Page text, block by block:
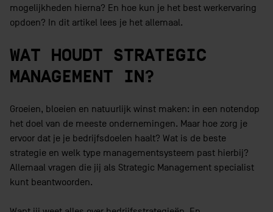
mogelijkheden hierna? En hoe kun je het best werkervaring
opdoen? In dit artikel lees je het allemaal.
WAT HOUDT STRATEGIC
MANAGEMENT IN?
Groeien, bloeien en natuurlijk winst maken: in een notendop
het doel van de meeste ondernemingen. Maar hoe zorg je
ervoor dat je je bedrijfsdoelen haalt? Wat is de beste
strategie en welk type managementsysteem past hierbij?
Allemaal vragen die jij als Strategic Management specialist
kunt beantwoorden.